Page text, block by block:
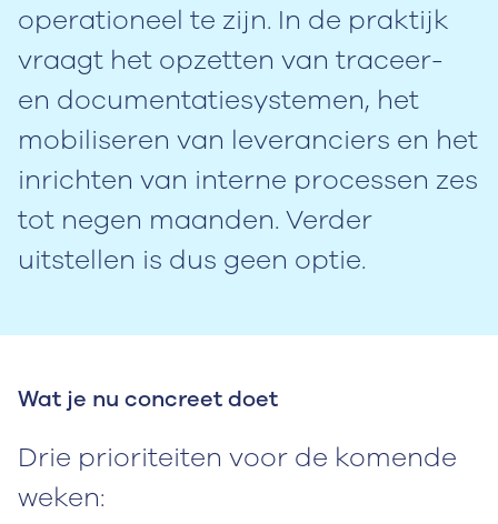
operationeel te zijn. In de praktijk
vraagt het opzetten van traceer-
en documentatiesystemen, het
mobiliseren van leveranciers en het
inrichten van interne processen zes
tot negen maanden. Verder
uitstellen is dus geen optie.
Wat je nu concreet doet
Drie prioriteiten voor de komende
weken: